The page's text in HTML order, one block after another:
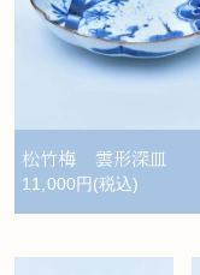
松竹梅 雲形深皿
11,000円(税込)